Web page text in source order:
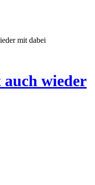
mit dabei
auch wieder